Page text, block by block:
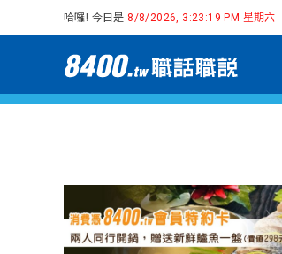
哈囉! 今日是 8/8/2026, 3:23:20 PM 星期六